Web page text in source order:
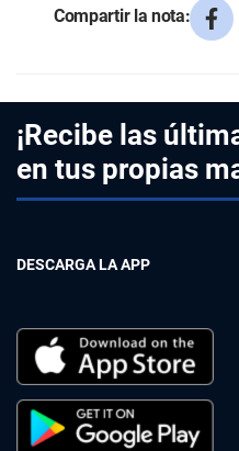
Compartir la nota:
¡Recibe las
en tus propias
DESCARGA LA APP